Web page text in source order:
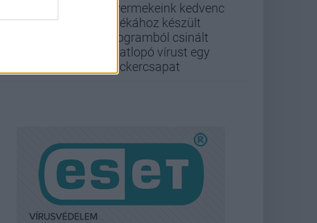
Gyermekeink kedvenc
játékához készült
programból csinált
adatlopó vírust egy
hackercsapat